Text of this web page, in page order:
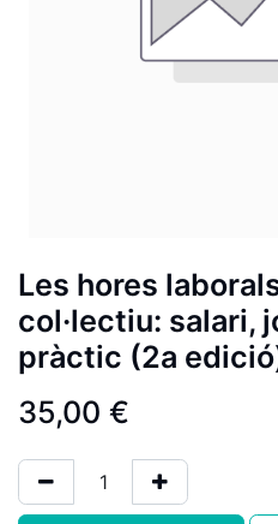
Les hores
col·lectiu: salari,
pràctic (2a
35,00 €